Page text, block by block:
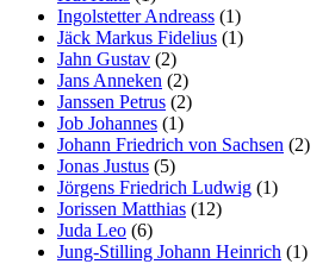
Ingolstetter Andreass (1)
Jäck Markus Fidelius (1)
Jahn Gustav (2)
Jans Anneken (2)
Janssen Petrus (2)
Job Johannes (1)
Johann Friedrich von Sachsen (2)
Jonas Justus (5)
Jörgens Friedrich Ludwig (1)
Jorissen Matthias (12)
Juda Leo (6)
Jung-Stilling Johann Heinrich (1)